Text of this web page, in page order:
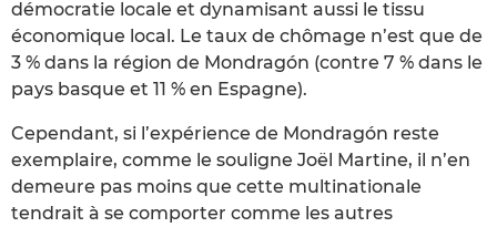
démocratie locale et dynamisant aussi le tissu
économique local. Le taux de chômage n’est que de
3 % dans la région de Mondragón (contre 7 % dans le
pays basque et 11 % en Espagne).
Cependant, si l’expérience de Mondragón reste
exemplaire, comme le souligne Joël Martine, il n’en
demeure pas moins que cette multinationale
tendrait à se comporter comme les autres